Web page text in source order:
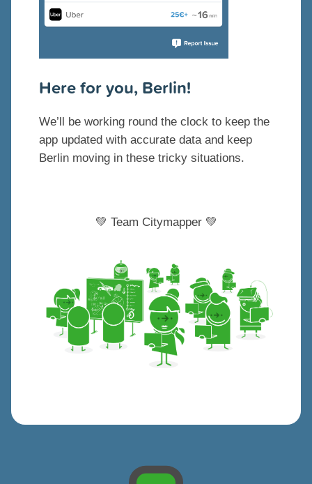
Here for you, Berlin!
We’ll be working round the clock to keep the
app updated with accurate data and keep
Berlin moving in these tricky situations.
💚 Team Citymapper 💚